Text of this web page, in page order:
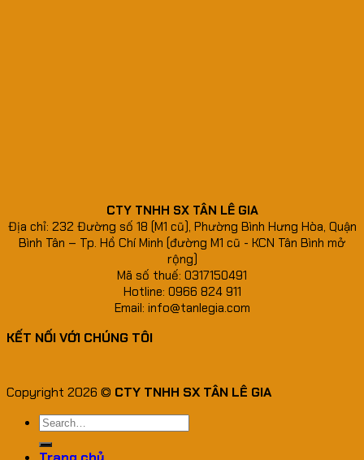
CTY TNHH SX TÂN LÊ GIA
Địa chỉ: 232 Đường số 18 (M1 cũ), Phường Bình Hưng Hòa, Quận
Bình Tân – Tp. Hồ Chí Minh (đường M1 cũ - KCN Tân Bình mở
rộng)
Mã số thuế: 0317150491
Hotline: 0966 824 911
Email: info@tanlegia.com
KẾT NỐI VỚI CHÚNG TÔI
Copyright 2026 © CTY TNHH SX TÂN LÊ GIA
Search
for: